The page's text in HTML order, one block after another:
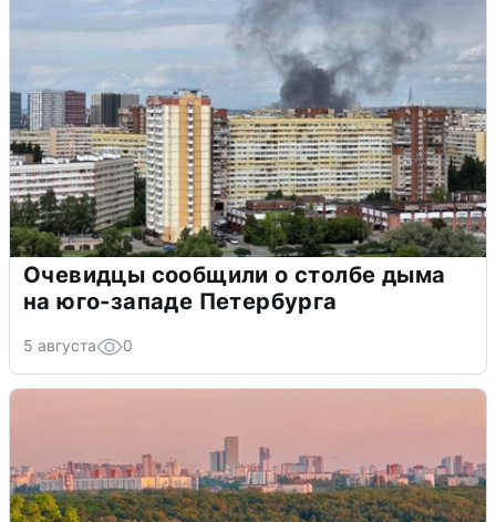
Очевидцы сообщили о столбе дыма
на юго-западе Петербурга
5 августа 0